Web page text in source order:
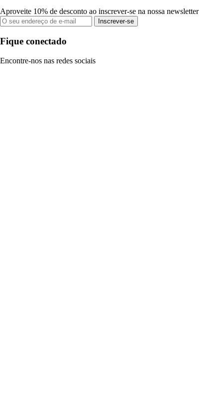
Aproveite 10% de desconto ao inscrever-se na nossa newsletter
Inscrever-se
Fique conectado
Encontre-nos nas redes sociais